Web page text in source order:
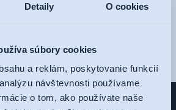
Detaily O cookies
súbory cookies
a reklám, poskytovanie funkcií
návštevnosti používame
o tom, ako používate naše
e-mail